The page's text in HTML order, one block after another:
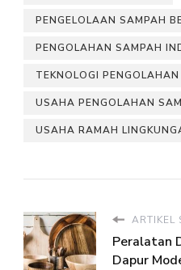
PENGELOLAAN SAMPAH
PENGOLAHAN SAMPAH
TEKNOLOGI
USAHA PENGOLAHAN
USAHA RAMAH
ARTIKEL
Peralatan
Dapur